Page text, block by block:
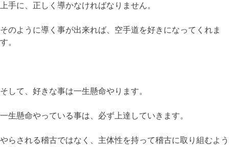
上手に、正しく導かなければなりません。
そのように導く事が出来れば、空手道を好きになってくれま
す。
そして、好きな事は一生懸命やります。
一生懸命やっている事は、必ず上達していきます。
やらされる稽古ではなく、主体性を持って稽古に取り組むよう